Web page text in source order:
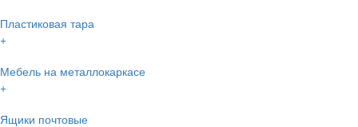
Пластиковая тара
+
Мебель на металлокаркасе
+
Ящики почтовые